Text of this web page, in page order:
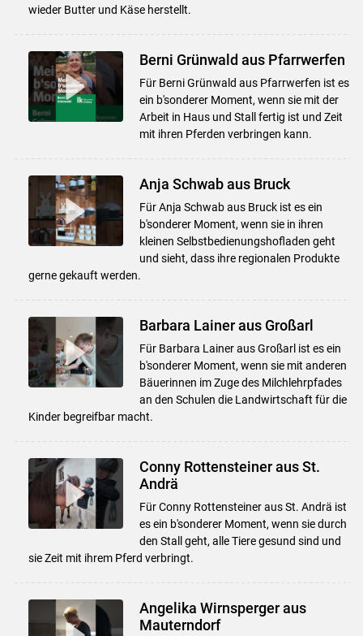
wieder Butter und Käse herstellt.
Berni Grünwald aus Pfarrwerfen
Für Berni Grünwald aus Pfarrwerfen ist es
ein b'sonderer Moment, wenn sie mit der
Arbeit in Haus und Stall fertig ist und Zeit
mit ihren Pferden verbringen kann.
Anja Schwab aus Bruck
Für Anja Schwab aus Bruck ist es ein
b'sonderer Moment, wenn sie in ihren
kleinen Selbstbedienungshofladen geht
und sieht, dass ihre regionalen Produkte
gerne gekauft werden.
Barbara Lainer aus Großarl
Für Barbara Lainer aus Großarl ist es ein
b'sonderer Moment, wenn sie mit anderen
Bäuerinnen im Zuge des Milchlehrpfades
an den Schulen die Landwirtschaft für die
Kinder begreifbar macht.
Conny Rottensteiner aus St.
Andrä
Für Conny Rottensteiner aus St. Andrä ist
es ein b'sonderer Moment, wenn sie durch
den Stall geht, alle Tiere gesund sind und
sie Zeit mit ihrem Pferd verbringt.
Angelika Wirnsperger aus
Mauterndorf